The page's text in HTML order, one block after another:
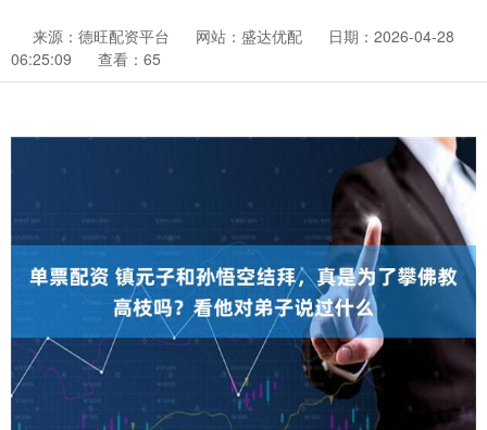
来源：德旺配资平台 网站：盛达优配
日期：2026-04-28
06:25:09
查看：65